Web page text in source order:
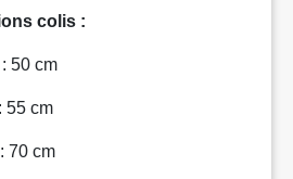
colis :
50 cm
55 cm
70 cm